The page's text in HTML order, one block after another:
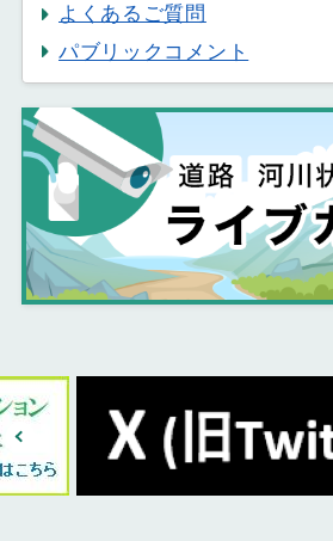
よくあるご質問
パブリックコメント